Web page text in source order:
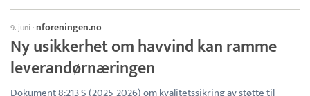
9. juni · nforeningen.no
Ny usikkerhet om havvind kan ramme
leverandørnæringen